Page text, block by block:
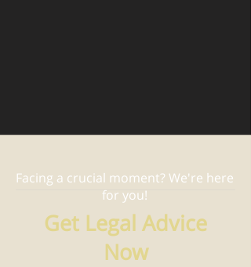
Facing a crucial moment? We're here
for you!
Get Legal Advice
Now